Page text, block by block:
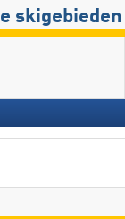
skigebieden